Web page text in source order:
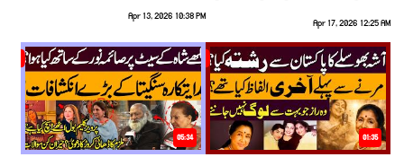
Apr 17, 2026 12:25 AM
Apr 13, 2026 10:38 PM
01:35
05:34